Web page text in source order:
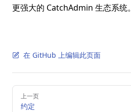
更强大的 CatchAdmin 生态系统。
在 GitHub 上编辑此页面
Pager
上一页
约定